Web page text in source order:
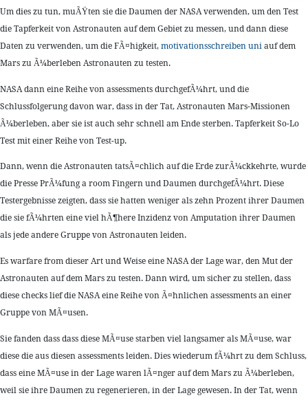
Um dies zu tun, muÃŸten sie die Daumen der NASA verwenden, um den Test
die Tapferkeit von Astronauten auf dem Gebiet zu messen, und dann diese
Daten zu verwenden, um die FÃ¤higkeit,motivationsschreiben uniauf dem
Mars zu Ã¼berleben Astronauten zu testen.
NASA dann eine Reihe von assessments durchgefÃ¼hrt, und die
Schlussfolgerung davon war, dass in der Tat, Astronauten Mars-Missionen
Ã¼berleben, aber sie ist auch sehr schnell am Ende sterben. Tapferkeit So-Lo
Test mit einer Reihe von Test-up.
Dann, wenn die Astronauten tatsÃ¤chlich auf die Erde zurÃ¼ckkehrte, wurde
die Presse PrÃ¼fung a room Fingern und Daumen durchgefÃ¼hrt. Diese
Testergebnisse zeigten, dass sie hatten weniger als zehn Prozent ihrer Daumen
die sie fÃ¼hrten eine viel hÃ¶here Inzidenz von Amputation ihrer Daumen
als jede andere Gruppe von Astronauten leiden.
Es warfare from dieser Art und Weise eine NASA der Lage war, den Mut der
Astronauten auf dem Mars zu testen. Dann wird, um sicher zu stellen, dass
diese checks lief die NASA eine Reihe von Ã¤hnlichen assessments an einer
Gruppe von MÃ¤usen.
Sie fanden dass dass diese MÃ¤use starben viel langsamer als MÃ¤use, war
diese die aus diesen assessments leiden. Dies wiederum fÃ¼hrt zu dem Schluss,
dass eine MÃ¤use in der Lage waren lÃ¤nger auf dem Mars zu Ã¼berleben,
weil sie ihre Daumen zu regenerieren, in der Lage gewesen. In der Tat, wenn